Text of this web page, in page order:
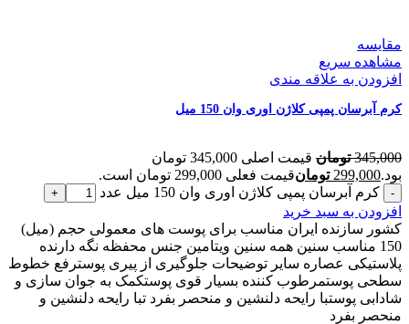
مقایسه
مشاهده سریع
افزودن به علاقه مندی
کرم آبرسان پمپی کلاژن اوری وان 150 میل
345,000 تومان
قیمت اصلی 345,000 تومان
بود.299,000 تومانقیمت فعلی 299,000 تومان است.
کرم آبرسان پمپی کلاژن اوری وان 150 میل عدد
افزودن به سبد خرید
کشور سازنده ایران مناسب برای پوست های معمولی حجم (میل)
150 مناسب سنین همه سنین ویتامین جنس محفظه نگه دارنده
پلاستیکی عصاره سایر توضیحات جلوگیری از پیری پوسترفع خطوط
سطحی پوستمرطوب کننده بسیار قوی پوستکمک به جوان سازی و
شادابی پوستبا رایحه دلنشین و منحصر بفرد تبا رایحه دلنشین و
منحصر بفرد